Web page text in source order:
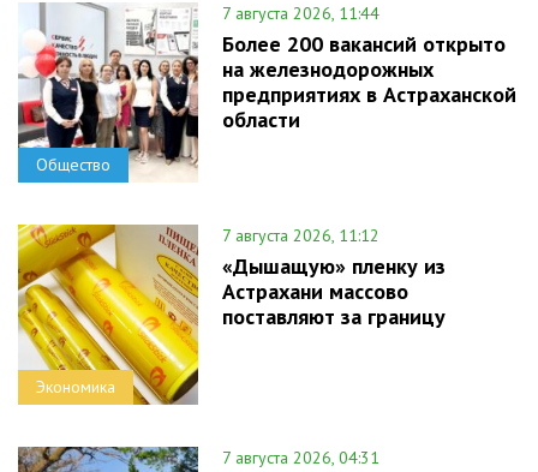
Общество
7 августа 2026, 11:44
Более 200 вакансий открыто
на железнодорожных
предприятиях в Астраханской
области
Экономика
7 августа 2026, 11:12
«Дышащую» пленку из
Астрахани массово
поставляют за границу
7 августа 2026, 04:31